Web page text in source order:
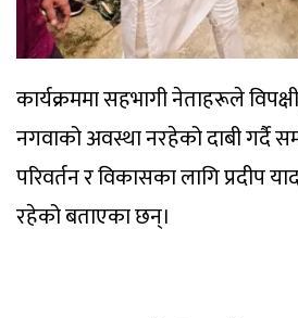
कार्यक्रममा सहभागी नेताहरूले
नगवाको अवस्था नरहेको दाबी गर्दै
परिवर्तन र विकासका लागि प्रदीप
रहेको बताएका छन्।